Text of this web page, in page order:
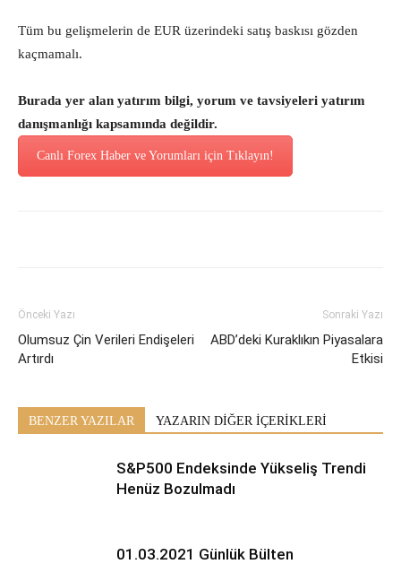
Tüm bu gelişmelerin de EUR üzerindeki satış baskısı gözden
kaçmamalı.
Burada yer alan yatırım bilgi, yorum ve tavsiyeleri yatırım
danışmanlığı kapsamında değildir.
Canlı Forex Haber ve Yorumları için Tıklayın!
Önceki Yazı
Olumsuz Çin Verileri Endişeleri
Artırdı
Sonraki Yazı
ABD’deki Kuraklıkın Piyasalara
Etkisi
BENZER YAZILAR YAZARIN DİĞER İÇERİKLERİ
S&P500 Endeksinde Yükseliş Trendi
Henüz Bozulmadı
01.03.2021 Günlük Bülten